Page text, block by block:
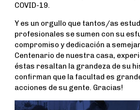
COVID-19.
Y es un orgullo que tantos/as
profesionales se sumen con su
compromiso y dedicación a
Centenario de nuestra casa,
éstas resaltan la grandeza de su
confirman que la facultad es
acciones de su gente. Gracias!